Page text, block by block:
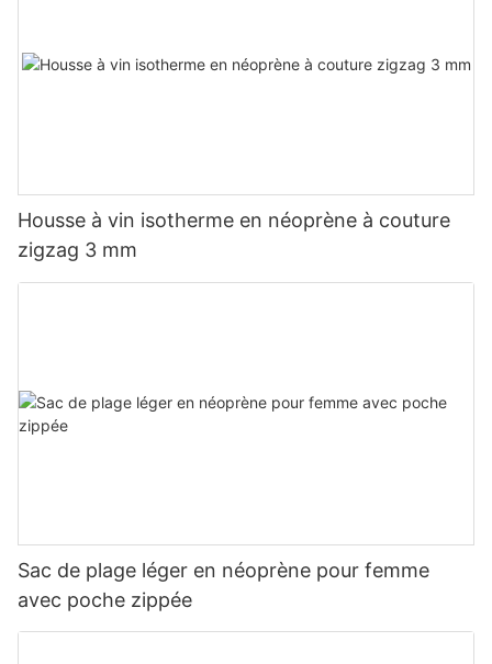
Housse à vin isotherme en néoprène à couture
zigzag 3 mm
Sac de plage léger en néoprène pour femme
avec poche zippée